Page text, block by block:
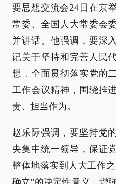
要思想交流会24日在京
常委、全国人大常委会
并讲话。他强调，要深
记关于坚持和完善人民
想，全面贯彻落实党的
工作会议精神，围绕推
责、担当作为。
赵乐际强调，要坚持党
央集中统一领导，保证
整体地落实到人大工作
确立”的决定性意义，增